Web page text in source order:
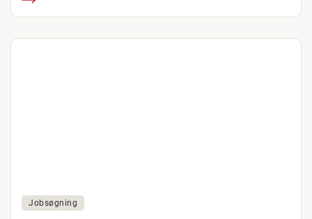
Jobsøgning